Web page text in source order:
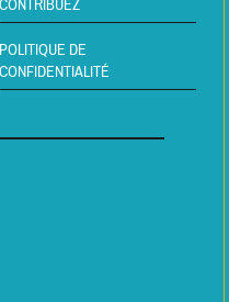
CONTRIBUEZ
POLITIQUE DE
CONFIDENTIALITÉ